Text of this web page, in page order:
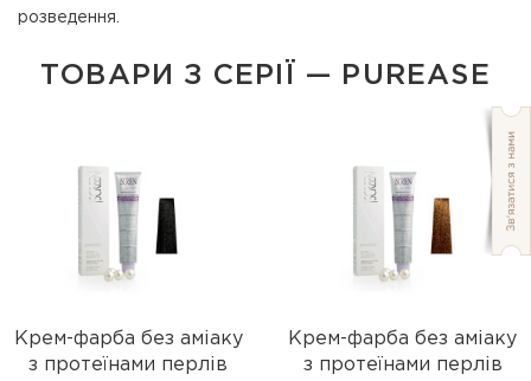
розведення.
ТОВАРИ З СЕРІЇ — PUREASE
Крем-фарба без аміаку
з протеїнами перлів
Крем-фарба без аміаку
з протеїнами перлів